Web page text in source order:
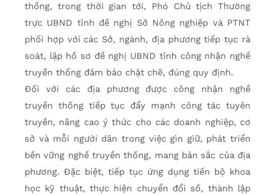
thống, trong thời gian tới, Phó Chủ tịch Thường
trực UBND tỉnh đề nghị Sở Nông nghiệp và PTNT
phối hợp với các Sở, ngành, địa phương tiếp tục rà
soát, lập hồ sơ đề nghị UBND tỉnh công nhận nghề
truyền thống đảm bảo chặt chẽ, đúng quy định.
Đối với các địa phương được công nhận nghề
truyền thống tiếp tục đẩy mạnh công tác tuyên
truyền, nâng cao ý thức cho các doanh nghiệp, cơ
sở và mỗi người dân trong việc gìn giữ, phát triển
bền vững nghề truyền thống, mang bản sắc của địa
phương. Đặc biệt, tiếp tục ứng dụng tiến bộ khoa
học kỹ thuật, thực hiện chuyển đổi số, thành lập